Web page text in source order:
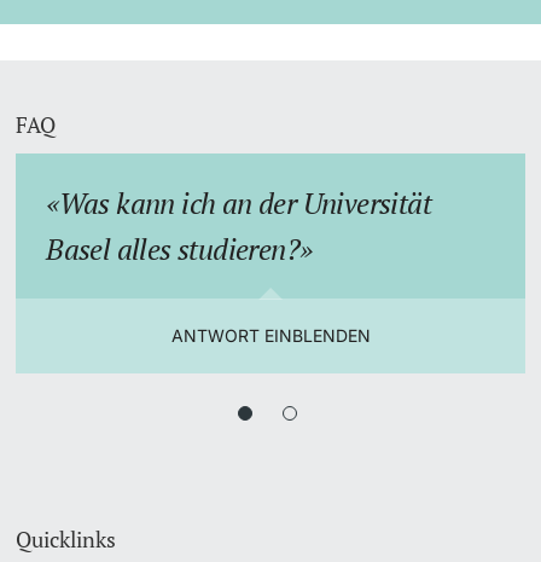
FAQ
Was kann ich an der Universität
Basel alles studieren?
ANTWORT EINBLENDEN
Quicklinks